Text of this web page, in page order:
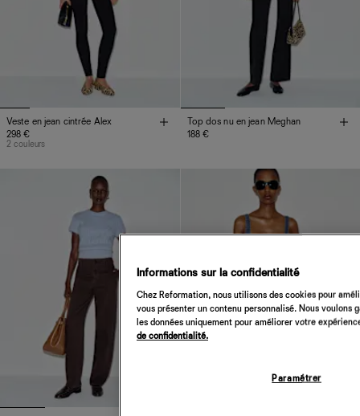
Veste en jean cintrée Alex
298 €
2 couleurs
Top dos nu en jean Meghan
188 €
Informations sur la confidentialité
Chez Reformation, nous utilisons des cookies pour
vous présenter un contenu personnalisé. Nous
les données uniquement pour améliorer votre
de confidentialité.
Paramétrer